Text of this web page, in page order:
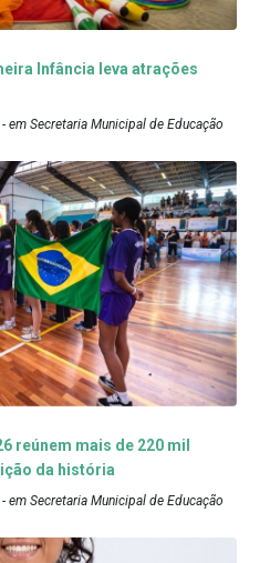
Infância leva atrações
Secretaria Municipal de Educação
reúnem mais de 220 mil
da história
Secretaria Municipal de Educação